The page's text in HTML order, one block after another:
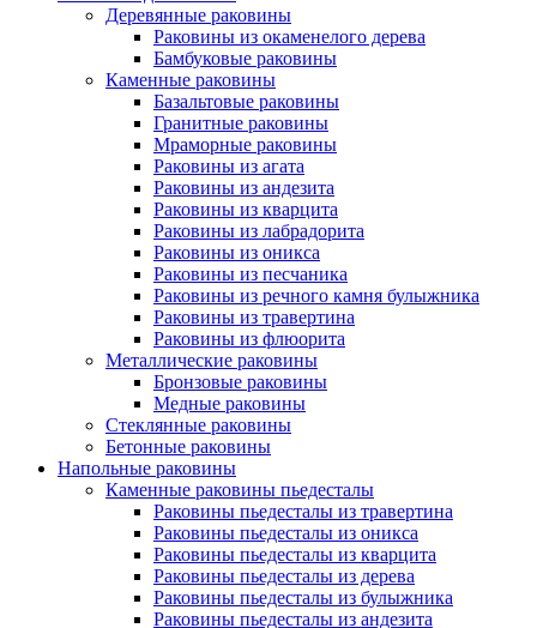
Деревянные раковины
Раковины из окаменелого дерева
Бамбуковые раковины
Каменные раковины
Базальтовые раковины
Гранитные раковины
Мраморные раковины
Раковины из агата
Раковины из андезита
Раковины из кварцита
Раковины из лабрадорита
Раковины из оникса
Раковины из песчаника
Раковины из речного камня булыжника
Раковины из травертина
Раковины из флюорита
Металлические раковины
Бронзовые раковины
Медные раковины
Стеклянные раковины
Бетонные раковины
Напольные раковины
Каменные раковины пьедесталы
Раковины пьедесталы из травертина
Раковины пьедесталы из оникса
Раковины пьедесталы из кварцита
Раковины пьедесталы из дерева
Раковины пьедесталы из булыжника
Раковины пьедесталы из андезита